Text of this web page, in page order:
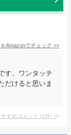
Amazonでチェック >>
す。ワンタッチ
だけると思いま
すめコメント (1件) >